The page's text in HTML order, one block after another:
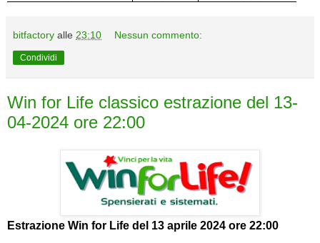
bitfactory alle 23:10 Nessun commento:
Condividi
Win for Life classico estrazione del 13-
04-2024 ore 22:00
Estrazione Win for Life del 13 aprile 2024 ore 22:00